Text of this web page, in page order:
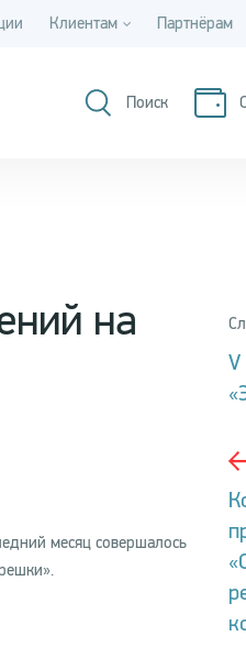
Клиентам Партнёрам
Поиск
на
месяц совершалось